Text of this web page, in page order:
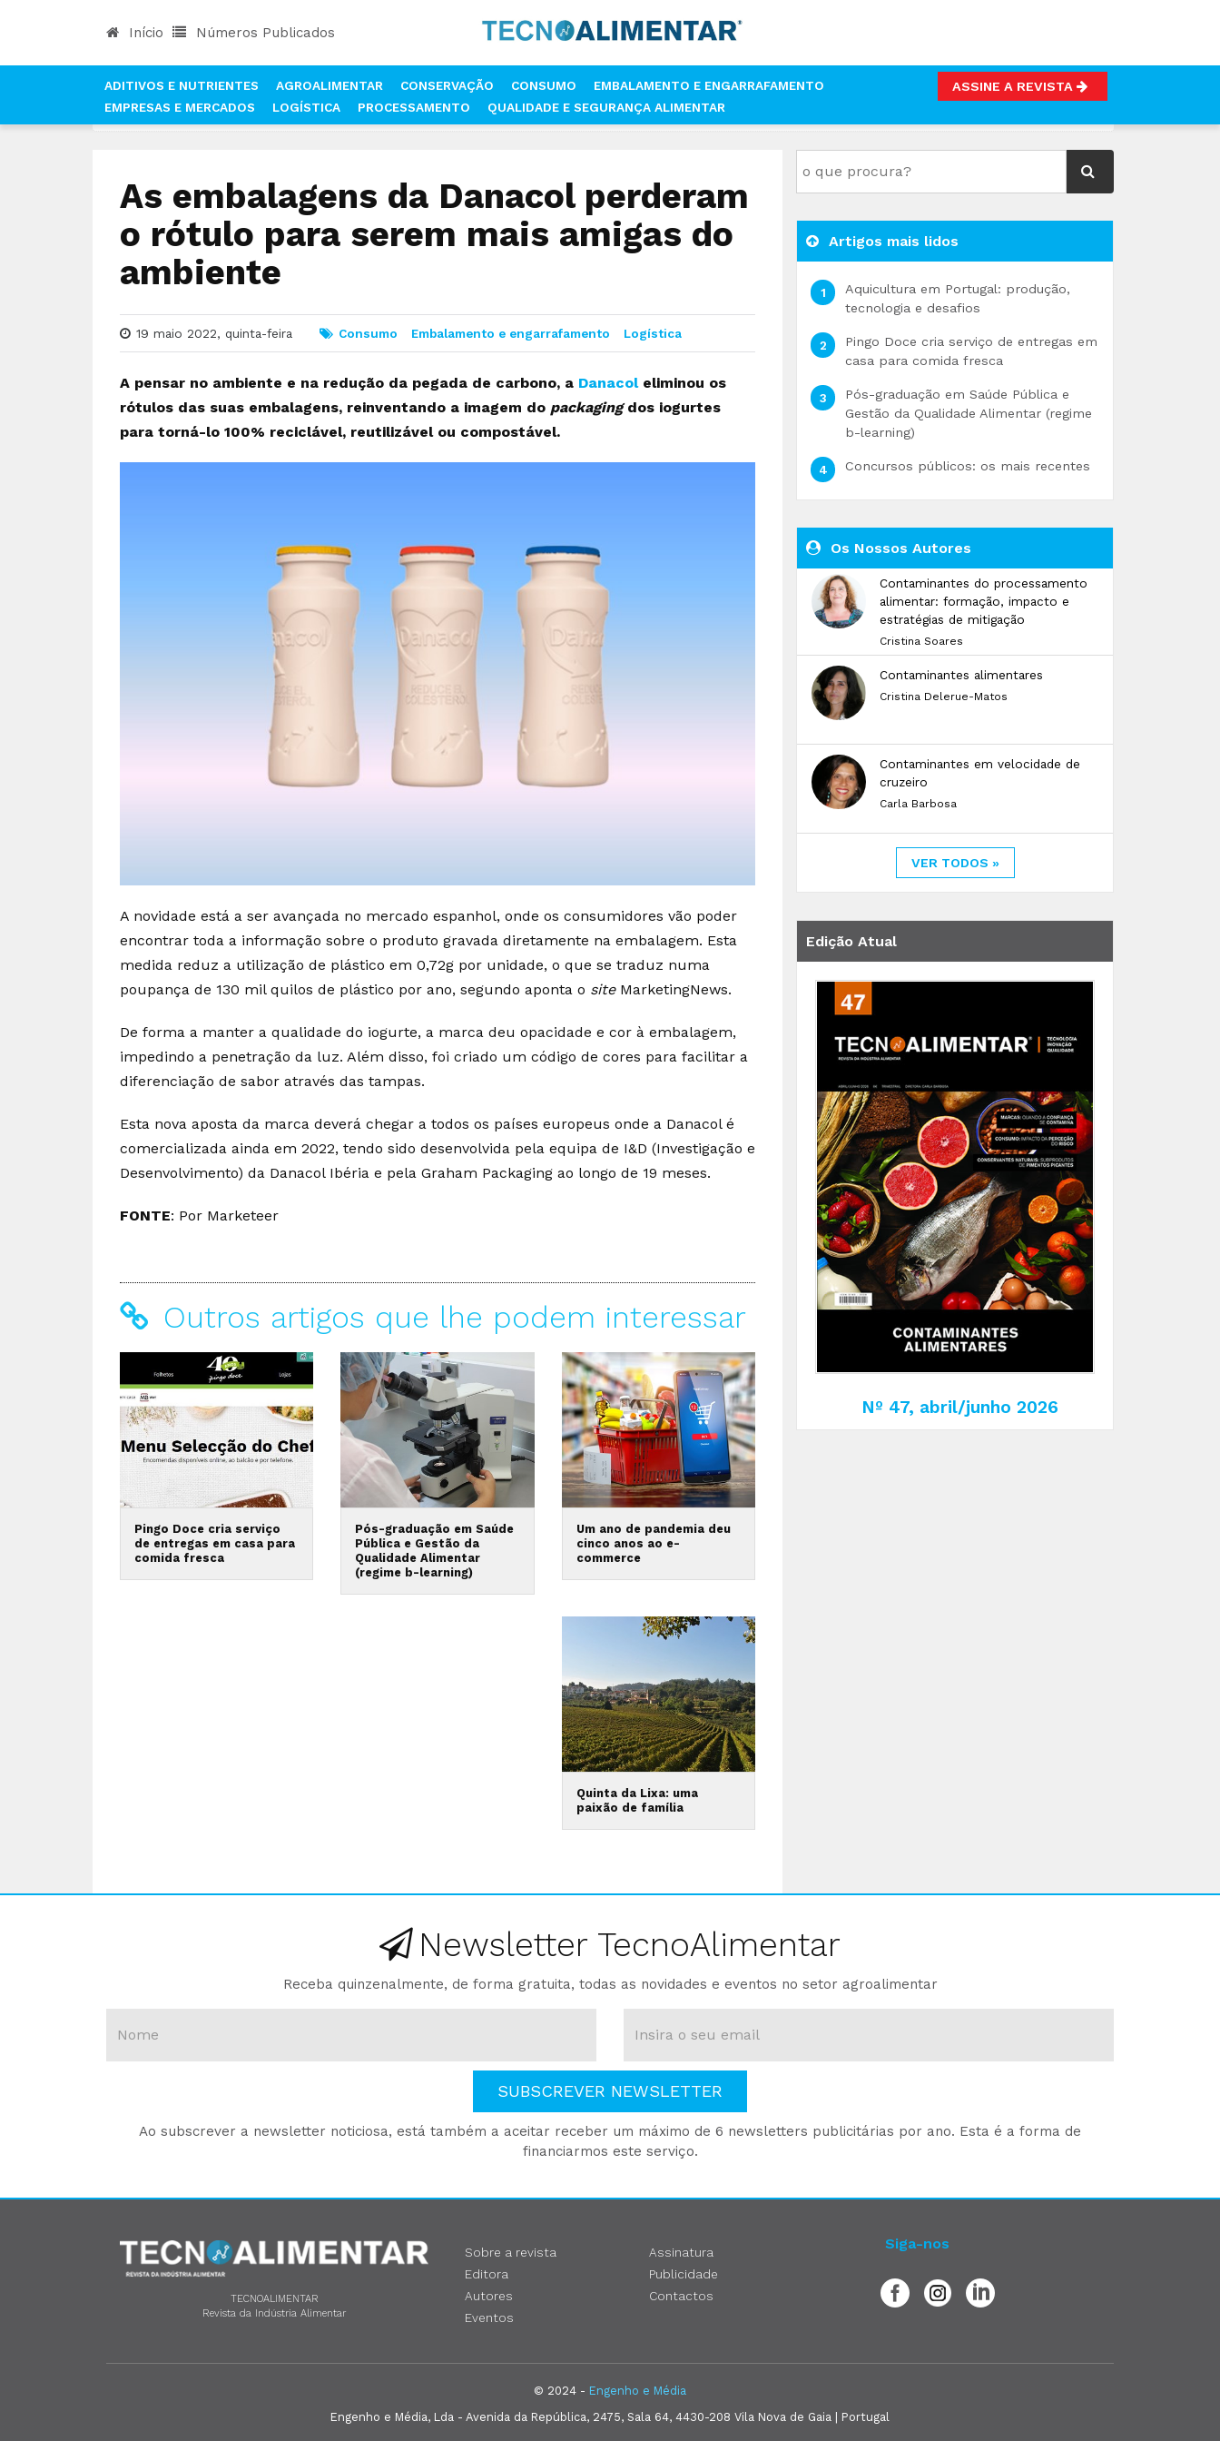
Início Números Publicados
ADITIVOS E NUTRIENTES AGROALIMENTAR CONSERVAÇÃO CONSUMO
EMBALAMENTO E ENGARRAFAMENTO
EMPRESAS E MERCADOS
LOGÍSTICA PROCESSAMENTO QUALIDADE E SEGURANÇA ALIMENTAR
ASSINE A REVISTA
AS EMBALAGENS DA DANACOL PERDERAM O RÓTULO PARA SEREM MAIS AMIGAS DO AMBIENTE
As embalagens da Danacol perderam
o rótulo para serem mais amigas do
ambiente
19 maio 2022, quinta-feira Consumo Embalamento e engarrafamento Logística
A pensar no ambiente e na redução da pegada de carbono, a Danacoleliminou os
rótulos das suas embalagens, reinventando a imagem do packagingdos iogurtes
para torná-lo 100% reciclável, reutilizável ou compostável.
A novidade está a ser avançada no mercado espanhol, onde os consumidores vão poder
encontrar toda a informação sobre o produto gravada diretamente na embalagem. Esta
medida reduz a utilização de plástico em 0,72g por unidade, o que se traduz numa
poupança de 130 mil quilos de plástico por ano, segundo aponta o siteMarketingNews.
De forma a manter a qualidade do iogurte, a marca deu opacidade e cor à embalagem,
impedindo a penetração da luz. Além disso, foi criado um código de cores para facilitar a
diferenciação de sabor através das tampas.
Esta nova aposta da marca deverá chegar a todos os países europeus onde a Danacol é
comercializada ainda em 2022, tendo sido desenvolvida pela equipa de I&D (Investigação e
Desenvolvimento) da Danacol Ibéria e pela Graham Packaging ao longo de 19 meses.
FONTE: Por Marketeer
Outros artigos que lhe podem interessar
Pingo Doce cria serviço
de entregas em casa para
comida fresca
Pós-graduação em Saúde
Pública e Gestão da
Qualidade Alimentar
(regime b-learning)
Um ano de pandemia deu
cinco anos ao e-
commerce
Quinta da Lixa: uma
paixão de família
Artigos mais lidos
Aquicultura em Portugal: produção,
tecnologia e desafios
Pingo Doce cria serviço de entregas em
casa para comida fresca
Pós-graduação em Saúde Pública e
Gestão da Qualidade Alimentar (regime
b-learning)
Concursos públicos: os mais recentes
Os Nossos Autores
Contaminantes do processamento
alimentar: formação, impacto e
estratégias de mitigação
Cristina Soares
Contaminantes alimentares
Cristina Delerue-Matos
Contaminantes em velocidade de
cruzeiro
Carla Barbosa
VER TODOS »
Edição Atual
Nº 47, abril/junho 2026
Newsletter TecnoAlimentar
Receba quinzenalmente, de forma gratuita, todas as novidades e eventos no setor agroalimentar
SUBSCREVER NEWSLETTER
Ao subscrever a newsletter noticiosa, está também a aceitar receber um máximo de 6 newsletters publicitárias por ano. Esta é a forma de
financiarmos este serviço.
TECNOALIMENTAR
Revista da Indústria Alimentar
Sobre a revista
Editora
Autores
Eventos
Assinatura
Publicidade
Contactos
Siga-nos
© 2024 - Engenho e Média
Engenho e Média, Lda - Avenida da República, 2475, Sala 64, 4430-208 Vila Nova de Gaia | Portugal